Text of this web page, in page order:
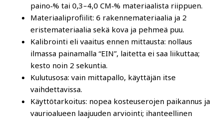
Ilmankostutus, ilmankuivaus, paineistus, puhaltimet
ja puhdistimet
Merlin-ilmankostuttimet
Ilmanpuhdistimet
Ilmankuivaus
paino‑% tai 0,3–4,0 CM‑% materiaalista riippuen.​
Materiaaliprofiilit: 6 rakennemateriaalia ja 2
eristemateriaalia sekä kova ja pehmeä puu.​
Kalibrointi eli vaaitus ennen mittausta: nollaus
ilmassa painamalla “EIN”, laitetta ei saa liikuttaa;
kesto noin 2 sekuntia.​
Kulutusosa: vain mittapallo, käyttäjän itse
vaihdettavissa.​
Käyttötarkoitus: nopea kosteuserojen paikannus ja
vaurioalueen laajuuden arviointi; ihanteellinen